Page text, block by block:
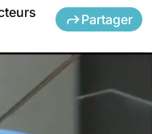
Partager